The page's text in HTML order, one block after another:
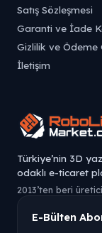
Satış Sözleşmesi
Garanti ve İade
Gizlilik ve Ödeme
İletişim
Türkiye’nin 3D
odaklı e-ticaret
2013’ten beri
E-Bülten